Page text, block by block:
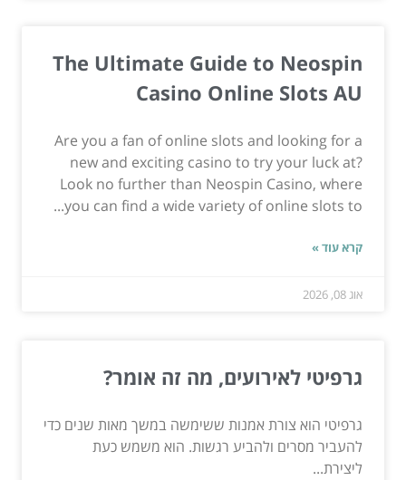
The Ultimate Guide to Neospin
Casino Online Slots AU
Are you a fan of online slots and looking for a
new and exciting casino to try your luck at?
Look no further than Neospin Casino, where
you can find a wide variety of online slots to...
קרא עוד »
אוג 08, 2026
גרפיטי לאירועים, מה זה אומר?
גרפיטי הוא צורת אמנות ששימשה במשך מאות שנים כדי
להעביר מסרים ולהביע רגשות. הוא משמש כעת
ליצירת...